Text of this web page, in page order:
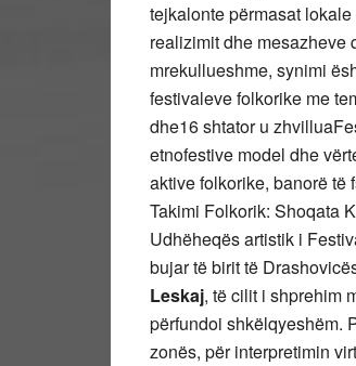
tejkalonte përmasat
realizimit dhe mesazheve
mrekullueshme, synimi
festivaleve folkorike me
dhe16 shtator u
etnofestive model dhe
aktive folkorike, banorë të
Takimi Folkorik: Shoqata
Udhëheqës artistik i
bujar të birit të
Leskaj, të cilit i shprehim
përfundoi shkëlqyeshëm.
zonës, për interpretimin